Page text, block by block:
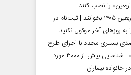
را نصب کنند
متقاضیان ارز اربعین ۱۴۰۵ بخوانند | ثبت‌نام در
به روز‌های آخر موکول نکنید
۲۵ درصدی بستری مجدد با اجرای طرح
«پرستار پیگیر» | شناسایی بیش از ۳۰۰۰ مورد
بیماران